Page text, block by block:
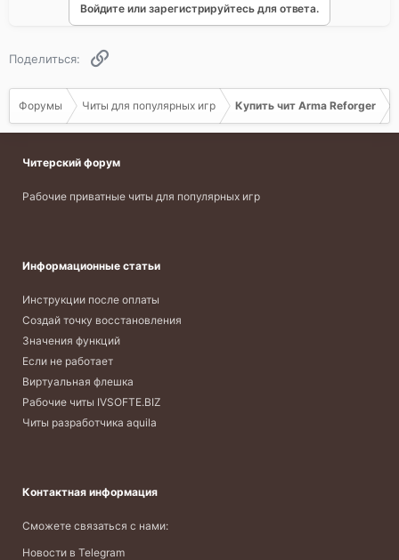
Войдите или зарегистрируйтесь для ответа.
Поделиться:
Форумы Читы для популярных игр Купить чит Arma Reforger
Читерский форум
Рабочие приватные читы для популярных игр
Информационные статьи
Инструкции после оплаты
Создай точку восстановления
Значения функций
Если не работает
Виртуальная флешка
Рабочие читы IVSOFTE.BIZ
Читы разработчика aquila
Контактная информация
Сможете связаться с нами:
Новости в Telegram